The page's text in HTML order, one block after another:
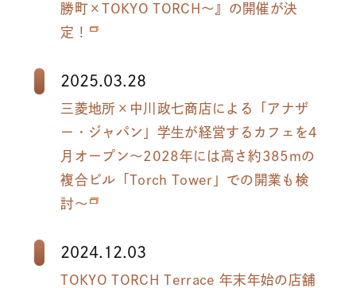
勝町×TOKYO TORCH～』の開催が決
定！
2025.03.28
三菱地所×中川政七商店による「アナザ
ー・ジャパン」学生が経営するカフェを4
月オープン～2028年には高さ約385mの
複合ビル「Torch Tower」での開業も検
討～
2024.12.03
TOKYO TORCH Terrace 年末年始の店舗